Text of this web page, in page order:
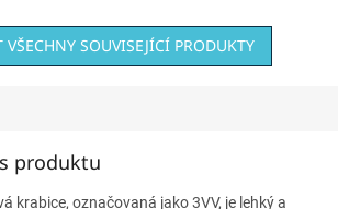
VŠECHNY SOUVISEJÍCÍ PRODUKTY
produktu
krabice, označovaná jako 3VV, je lehký a